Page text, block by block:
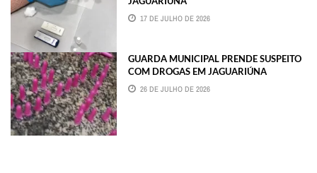
17 DE JULHO DE 2026
GUARDA MUNICIPAL PRENDE SUSPEITO
COM DROGAS EM JAGUARIÚNA
26 DE JULHO DE 2026